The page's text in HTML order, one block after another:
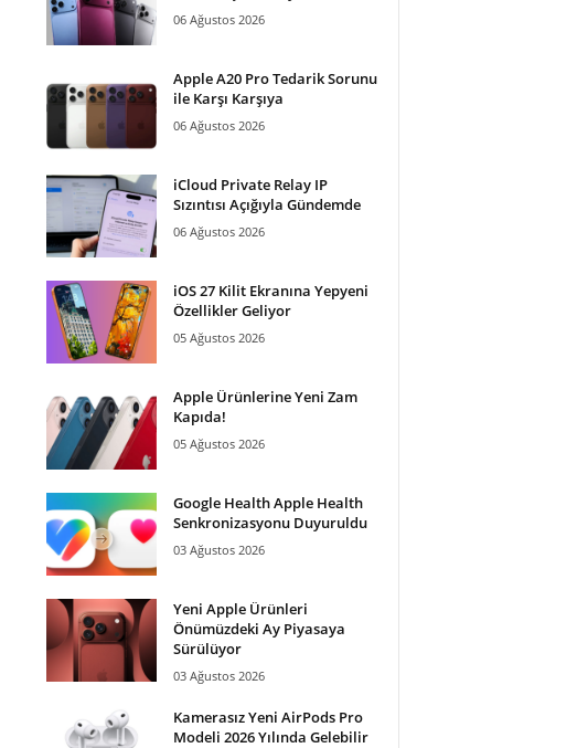
06 Ağustos 2026
Apple A20 Pro Tedarik Sorunu
ile Karşı Karşıya
06 Ağustos 2026
iCloud Private Relay IP
Sızıntısı Açığıyla Gündemde
06 Ağustos 2026
iOS 27 Kilit Ekranına Yepyeni
Özellikler Geliyor
05 Ağustos 2026
Apple Ürünlerine Yeni Zam
Kapıda!
05 Ağustos 2026
Google Health Apple Health
Senkronizasyonu Duyuruldu
03 Ağustos 2026
Yeni Apple Ürünleri
Önümüzdeki Ay Piyasaya
Sürülüyor
03 Ağustos 2026
Kamerasız Yeni AirPods Pro
Modeli 2026 Yılında Gelebilir